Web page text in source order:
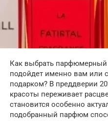
Как выбрать парфюмерный
подойдет именно вам или
подарком? В преддверии
красоты переживает
становится особенно
подобранный парфюм